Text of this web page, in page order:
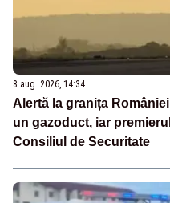
8 aug. 2026, 14:34
Alertă la granița
un gazoduct, iar
Consiliul de Securitate